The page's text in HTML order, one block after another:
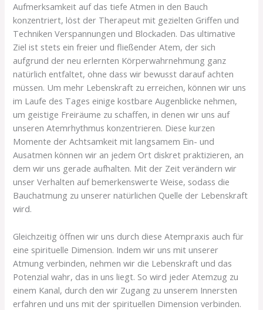
Aufmerksamkeit auf das tiefe Atmen in den Bauch
konzentriert, löst der Therapeut mit gezielten Griffen und
Techniken Verspannungen und Blockaden. Das ultimative
Ziel ist stets ein freier und fließender Atem, der sich
aufgrund der neu erlernten Körperwahrnehmung ganz
natürlich entfaltet, ohne dass wir bewusst darauf achten
müssen. Um mehr Lebenskraft zu erreichen, können wir uns
im Laufe des Tages einige kostbare Augenblicke nehmen,
um geistige Freiräume zu schaffen, in denen wir uns auf
unseren Atemrhythmus konzentrieren. Diese kurzen
Momente der Achtsamkeit mit langsamem Ein- und
Ausatmen können wir an jedem Ort diskret praktizieren, an
dem wir uns gerade aufhalten. Mit der Zeit verändern wir
unser Verhalten auf bemerkenswerte Weise, sodass die
Bauchatmung zu unserer natürlichen Quelle der Lebenskraft
wird.
Gleichzeitig öffnen wir uns durch diese Atempraxis auch für
eine spirituelle Dimension. Indem wir uns mit unserer
Atmung verbinden, nehmen wir die Lebenskraft und das
Potenzial wahr, das in uns liegt. So wird jeder Atemzug zu
einem Kanal, durch den wir Zugang zu unserem Innersten
erfahren und uns mit der spirituellen Dimension verbinden.